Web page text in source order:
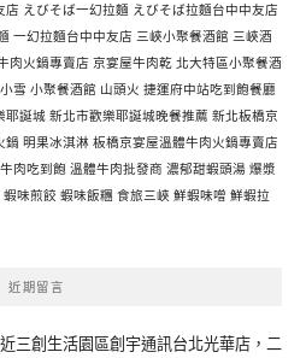
店 えびそば一幻拉麵 えびそば拉麵台中中友店
一幻拉麵台中中友店 三峽小聚餐酒館 三峽酒
肉火鍋專賣店 京宴屋牛肉乾 北大特區小聚餐酒
雪 小聚餐酒館 山頭火 捷運府中站吃到飽餐廳
耶誕城 新北市歡樂耶誕城晚餐推薦 新北板橋京
鍋 明果冰淇淋 板橋京宴屋溫體牛肉火鍋專賣店
肉吃到飽 溫體牛肉批發商 濃郁甜蝦頭湯 爆漿
蝦味煎餃 蝦味飯糰 食旅三峽 鮮蝦味噌 鮮蝦拉
近期留言
近三創生活園區創宇通訊台北光華店，二